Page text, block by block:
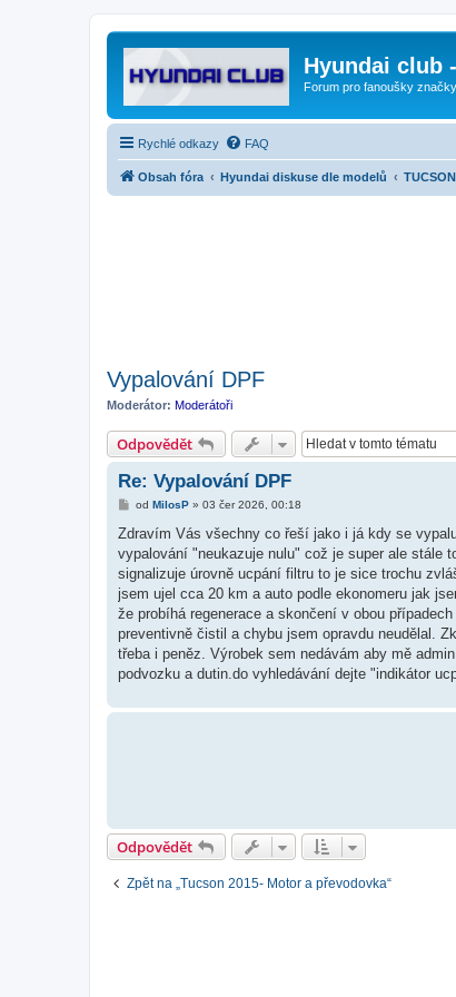
Hyundai club
Forum pro fanoušky
Rychlé odkazy FAQ
Obsah fóra Hyundai diskuse dle modelů TUCSON
Vypalování DPF
Moderátor: Moderátoři
Odpovědět
Re: Vypalování DPF
P
í
p
ě
v
e
k
od MilosP» 03 čer 2026, 00:18
Zdravím Vás všechny co řeší jako i já kdy se
vypalování "neukazuje nulu" což je super ale stále
signalizuje úrovně ucpání filtru to je sice trochu
jsem ujel cca 20 km a auto podle ekonomeru jak
že probíhá regenerace a skončení v obou
preventivně čistil a chybu jsem opravdu neudělal.
třeba i peněz. Výrobek sem nedávám aby mě
podvozku a dutin.do vyhledávání dejte "indikátor
Odpovědět
Zpět na „Tucson 2015- Motor a převodovka“